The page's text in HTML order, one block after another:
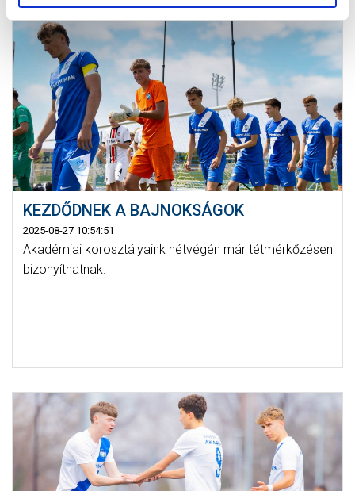
KEZDŐDNEK A BAJNOKSÁGOK
2025-08-27 10:54:51
Akadémiai korosztályaink hétvégén már tétmérkőzésen
bizonyíthatnak.